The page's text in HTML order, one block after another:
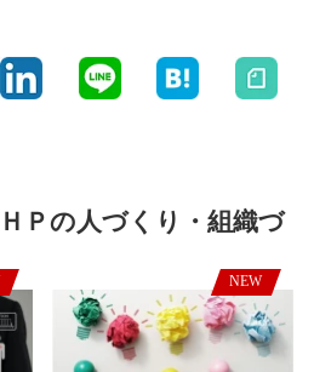
Ｐの人づくり・組織づ
NEW